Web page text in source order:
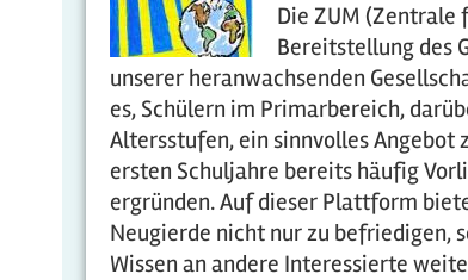
Die ZUM
Bereitstellung des
unserer heranwachsenden
es, Schülern im Primarbereich,
Altersstufen, ein sinnvolles
ersten Schuljahre bereits häufig
ergründen. Auf dieser Plattform
Neugierde nicht nur zu befriedigen,
Wissen an andere Interessierte